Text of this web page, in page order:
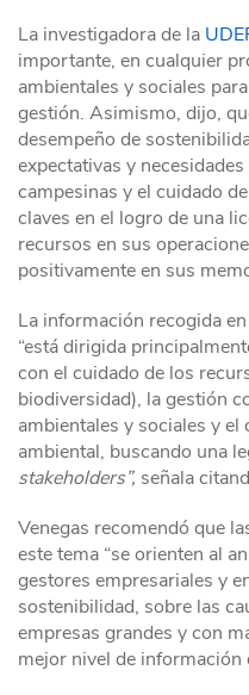
La investigadora de la
importante, en cualquier
ambientales y sociales
gestión. Asimismo, dijo,
desempeño de
expectativas y
campesinas y el cuidado
claves en el logro de una
recursos en sus
positivamente en sus
La información recogida
“está dirigida
con el cuidado de los
biodiversidad), la gestión
ambientales y sociales y
ambiental, buscando una
stakeholders”, señala
Venegas recomendó que
este tema “se orienten al
gestores empresariales y
sostenibilidad, sobre las
empresas grandes y con
mejor nivel de información